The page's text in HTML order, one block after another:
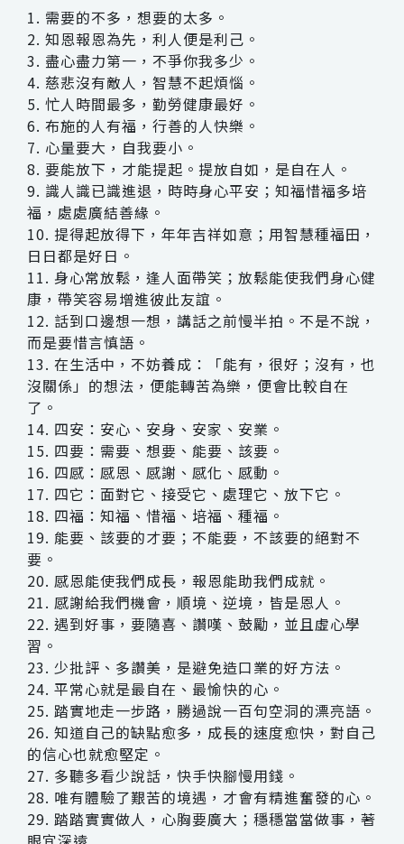
1. 需要的不多，想要的太多。
2. 知恩報恩為先，利人便是利己。
3. 盡心盡力第一，不爭你我多少。
4. 慈悲沒有敵人，智慧不起煩惱。
5. 忙人時間最多，勤勞健康最好。
6. 布施的人有福，行善的人快樂。
7. 心量要大，自我要小。
8. 要能放下，才能提起。提放自如，是自在人。
9. 識人識已識進退，時時身心平安；知福惜福多培
福，處處廣結善緣。
10. 提得起放得下，年年吉祥如意；用智慧種福田，
日日都是好日。
11. 身心常放鬆，逢人面帶笑；放鬆能使我們身心健
康，帶笑容易增進彼此友誼。
12. 話到口邊想一想，講話之前慢半拍。不是不說，
而是要惜言慎語。
13. 在生活中，不妨養成：「能有，很好；沒有，也
沒關係」的想法，便能轉苦為樂，便會比較自在
了。
14. 四安：安心、安身、安家、安業。
15. 四要：需要、想要、能要、該要。
16. 四感：感恩、感謝、感化、感動。
17. 四它：面對它、接受它、處理它、放下它。
18. 四福：知福、惜福、培福、種福。
19. 能要、該要的才要；不能要，不該要的絕對不
要。
20. 感恩能使我們成長，報恩能助我們成就。
21. 感謝給我們機會，順境、逆境，皆是恩人。
22. 遇到好事，要隨喜、讚嘆、鼓勵，並且虛心學
習。
23. 少批評、多讚美，是避免造口業的好方法。
24. 平常心就是最自在、最愉快的心。
25. 踏實地走一步路，勝過說一百句空洞的漂亮語。
26. 知道自己的缺點愈多，成長的速度愈快，對自己
的信心也就愈堅定。
27. 多聽多看少說話，快手快腳慢用錢。
28. 唯有體驗了艱苦的境遇，才會有精進奮發的心。
29. 踏踏實實做人，心胸要廣大；穩穩當當做事，著